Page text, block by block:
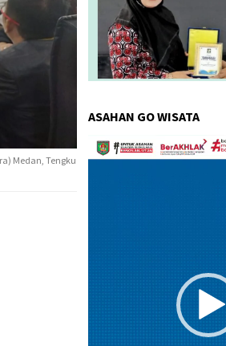
Medan, Tengku
ASAHAN GO WISATA
Pemutar
Video